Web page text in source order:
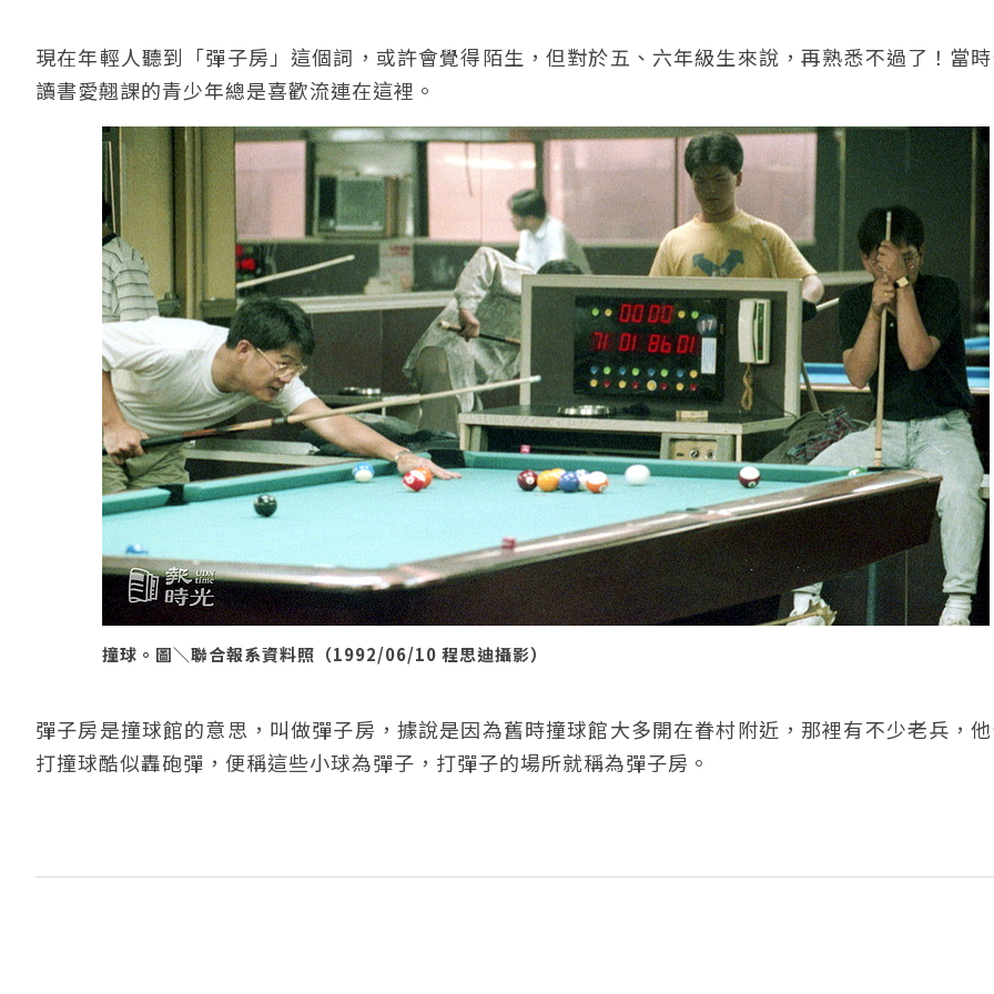
現在年輕人聽到「彈子房」這個詞，或許會覺得陌生，但對於五、六年級生來說，再熟悉不過了！當
讀書愛翹課的青少年總是喜歡流連在這裡。
撞球。圖＼聯合報系資料照（1992/06/10 程思迪攝影）
彈子房是撞球館的意思，叫做彈子房，據說是因為舊時撞球館大多開在眷村附近，那裡有不少老兵，
打撞球酷似轟砲彈，便稱這些小球為彈子，打彈子的場所就稱為彈子房。